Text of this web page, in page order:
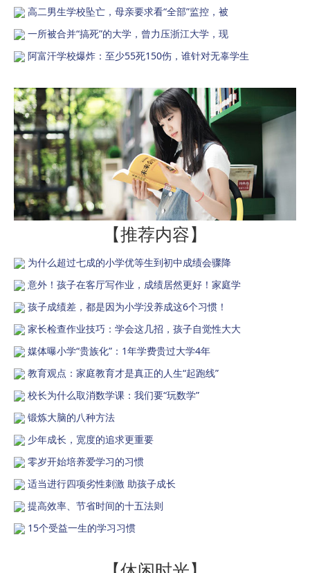
高二男生学校坠亡，母亲要求看“全部”监控，被
一所被合并“搞死”的大学，曾力压浙江大学，现
阿富汗学校爆炸：至少55死150伤，谁针对无辜学生
【推荐内容】
为什么超过七成的小学优等生到初中成绩会骤降
意外！孩子在客厅写作业，成绩居然更好！家庭学
孩子成绩差，都是因为小学没养成这6个习惯！
家长检查作业技巧：学会这几招，孩子自觉性大大
媒体曝小学“贵族化”：1年学费贵过大学4年
教育观点：家庭教育才是真正的人生“起跑线”
校长为什么取消数学课：我们要“玩数学”
锻炼大脑的八种方法
少年成长，宽度的追求更重要
零岁开始培养爱学习的习惯
适当进行四项劣性刺激 助孩子成长
提高效率、节省时间的十五法则
15个受益一生的学习习惯